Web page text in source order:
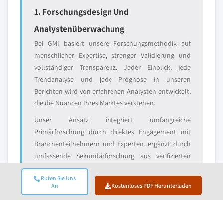
Rufen Sie Uns
An
Kostenloses PDF Herunterladen
1. Forschungsdesign Und
Analystenüberwachung
Bei GMI basiert unsere Forschungsmethodik auf
menschlicher Expertise, strenger Validierung und
vollständiger Transparenz. Jeder Einblick, jede
Trendanalyse und jede Prognose in unseren
Berichten wird von erfahrenen Analysten entwickelt,
die die Nuancen Ihres Marktes verstehen.
Unser Ansatz integriert umfangreiche
Primärforschung durch direktes Engagement mit
Branchenteilnehmern und Experten, ergänzt durch
umfassende Sekundärforschung aus verifizierten
globalen Quellen. Wir wenden quantifizierte
Wirkungsanalysen an, um zuverlässige Prognosen zu
liefern, während wir vollständige Rückverfolgbarkeit